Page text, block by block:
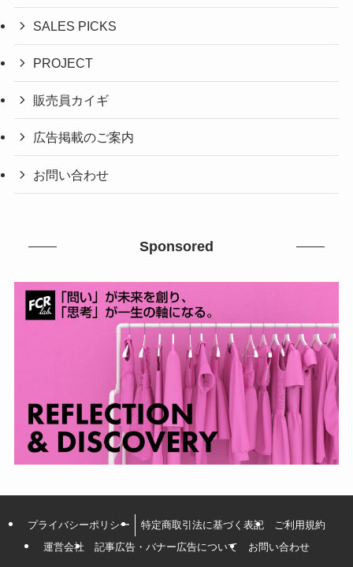
SALES PICKS
PROJECT
販売員カイギ
広告掲載のご案内
お問い合わせ
Sponsored
プライバシーポリシー 特定商取引法に基づく表記
ご利用規約
運営会社
記事広告・バナー広告について お問い合わせ